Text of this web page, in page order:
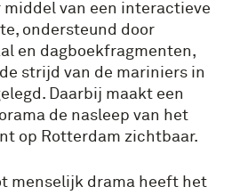
middel van een interactieve
ondersteund door
en dagboekfragmenten,
strijd van de mariniers in
Daarbij maakt een
de nasleep van het
op Rotterdam zichtbaar.
menselijk drama heeft het